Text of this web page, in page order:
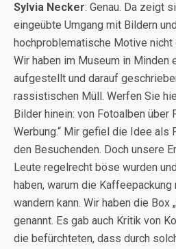
Sylvia Necker: Genau. Da zeigt
eingeübte Umgang mit Bildern
hochproblematische Motive
Wir haben im Museum in Minden
aufgestellt und darauf
rassistischen Müll. Werfen Sie
Bilder hinein: von Fotoalben über
Werbung.“ Mir gefiel die Idee als
den Besuchenden. Doch unsere
Leute regelrecht böse wurden
haben, warum die
wandern kann. Wir haben die Box
genannt. Es gab auch Kritik von
die befürchteten, dass durch